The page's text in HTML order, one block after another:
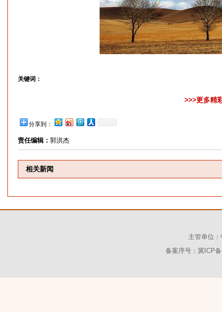
关键词：
>>>更多精
分享到：
责任编辑： 郭洪杰
相关新闻
主管单位
备案序号： 冀ICP